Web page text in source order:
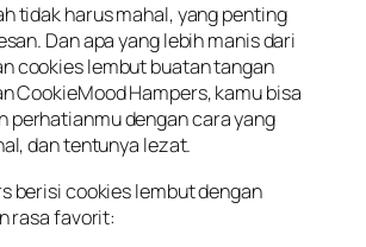
tidakharusmahal,yangpenting
. Danapayanglebihmanisdari
cookieslembutbuatantangan
CookieMoodHampers,kamubisa
perhatianmudengancarayang
dantentunya lezat.
berisicookieslembutdengan
rasafavorit: